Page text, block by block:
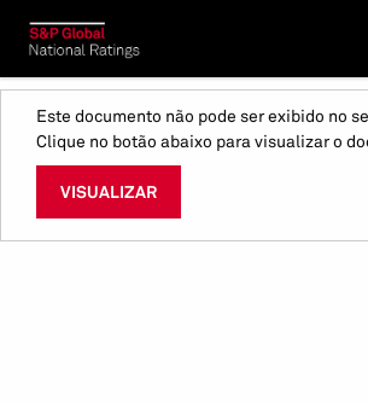
Este documento não pode ser exibido no
Clique no botão abaixo para visualizar o
VISUALIZAR